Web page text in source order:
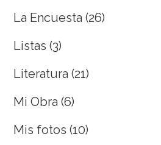
La Encuesta (26)
Listas (3)
Literatura (21)
Mi Obra (6)
Mis fotos (10)